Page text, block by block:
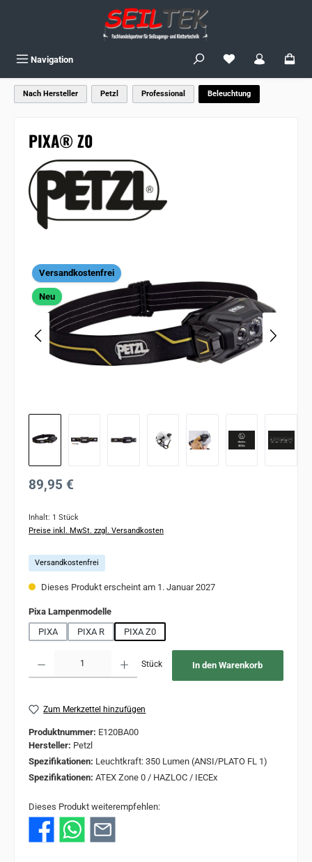
Navigation Du hast 0
Nach Hersteller Petzl Professional Beleuchtung
PIXA® Z0
Versandkostenfrei
Neu
Regulärer Preis:
89,95 €
Inhalt: 1 Stück
Preise inkl. MwSt. zzgl. Versandkosten
Versandkostenfrei
Dieses Produkt erscheint am 1. Januar 2027
Pixa Lampenmodelleauswählen
PIXA
PIXA R PIXA Z0
Stück In den Warenkorb
Zum Merkzettel hinzufügen
Produktnummer: E120BA00
Hersteller: Petzl
Spezifikationen: Leuchtkraft: 350 Lumen (ANSI/PLATO FL 1)
Spezifikationen: ATEX Zone 0 / HAZLOC / IECEx
Dieses Produkt weiterempfehlen: